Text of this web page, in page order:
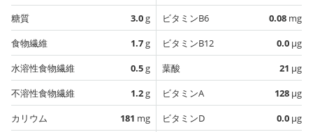
糖質
3.0g
食物繊維
1.7g
水溶性食物繊維
0.5g
不溶性食物繊維
1.2g
カリウム
181 mg
ビタミンB6
0.08 mg
ビタミンB12
0.0 µg
葉酸
21 µg
ビタミンA
128 µg
ビタミンD
0.0 µg